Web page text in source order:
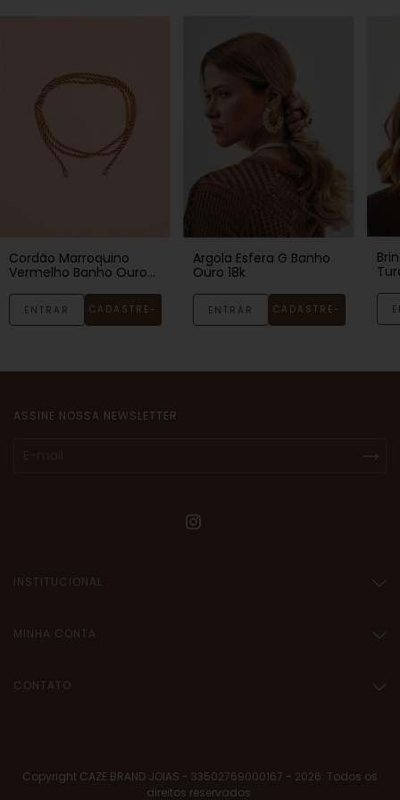
Cordão Marroquino
Vermelho Banho Ouro
ENTRAR CADASTRE-
Argola Esfera G Banho
Ouro 18k
ENTRAR CADASTRE-
ASSINE NOSSA NEWSLETTER
INSTITUCIONAL
MINHA CONTA
CONTATO
Copyright CAZE BRAND JOIAS - 33502769000167 - 2026. Todos os
direitos reservados.